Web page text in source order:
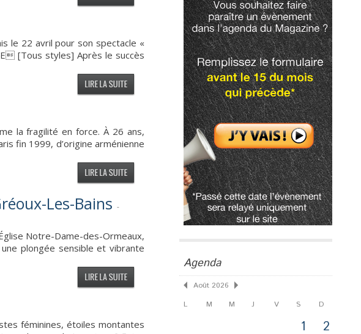
le 22 avril pour son spectacle «
[Tous styles] Après le succès
la fragilité en force. À 26 ans,
fin 1999, d’origine arménienne
Les-Bains -
Notre-Dame-des-Ormeaux,
plongée sensible et vibrante
féminines, étoiles montantes
Agenda
Août 2026
L
M M J V S D
1
2